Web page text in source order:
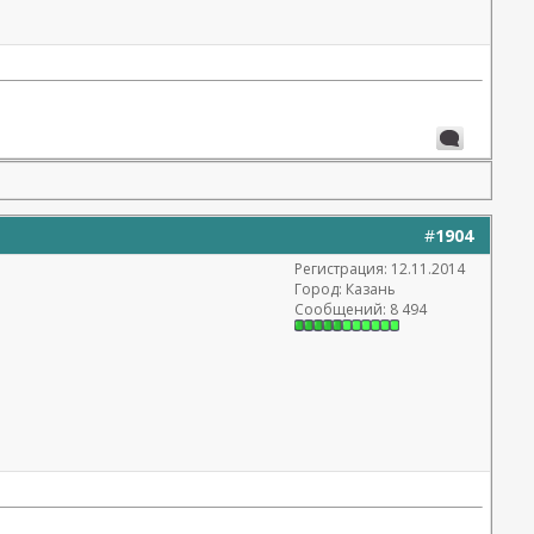
#1904
Регистрация: 12.11.2014
Город: Казань
Сообщений: 8 494